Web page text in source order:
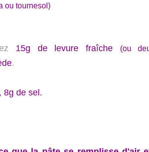
ou tournesol)
15g delevure fraîche
(ou
.
8g de sel.